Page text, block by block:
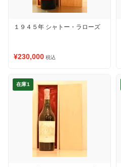
１９４５年 シャトー・ラローズ
¥230,000 税込
在庫1